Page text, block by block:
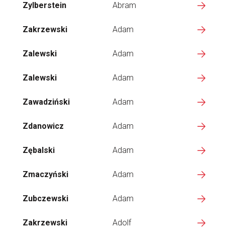
Zylberstein Abram
Zakrzewski Adam
Zalewski Adam
Zalewski Adam
Zawadziński Adam
Zdanowicz Adam
Zębalski Adam
Zmaczyński Adam
Zubczewski Adam
Zakrzewski Adolf